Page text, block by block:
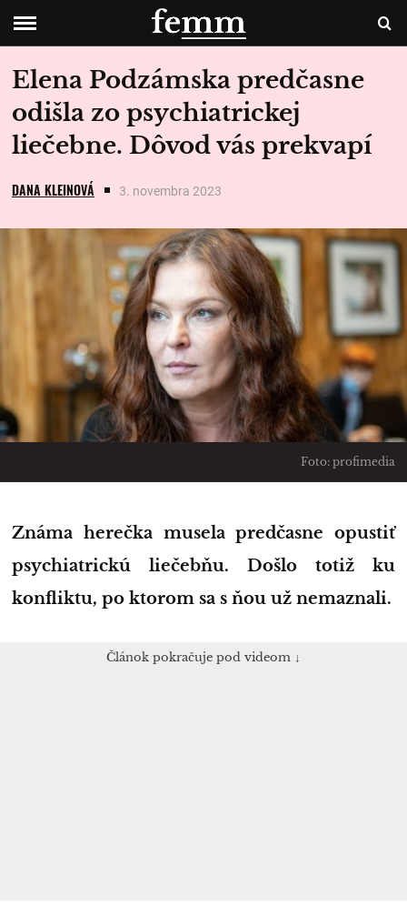
Elena Podzámska predčasne
odišla zo psychiatrickej
liečebne. Dôvod vás prekvapí
DANA KLEINOVÁ 3. novembra 2023
Foto: profimedia
Známa herečka musela predčasne opustiť
psychiatrickú liečebňu. Došlo totiž ku
konfliktu, po ktorom sa s ňou už nemaznali.
Článok pokračuje pod videom ↓